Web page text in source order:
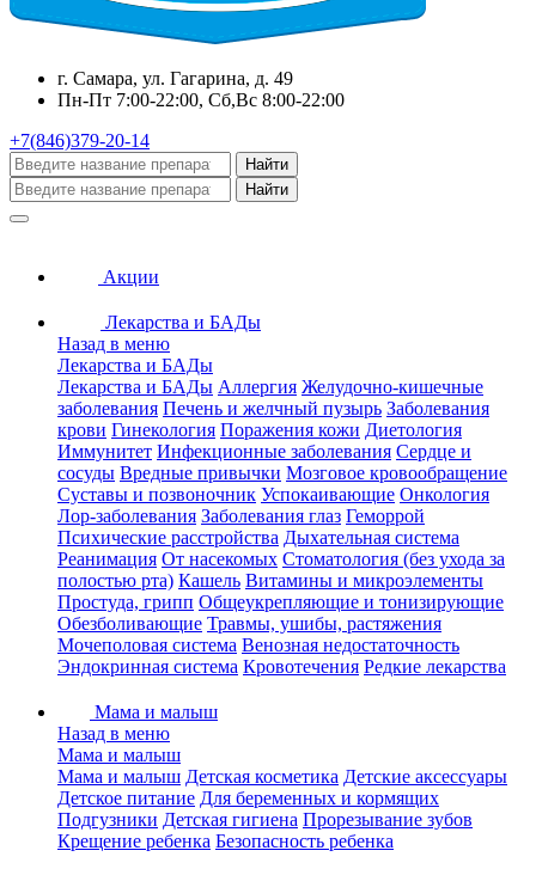
г. Самара, ул. Гагарина, д. 49
Пн-Пт 7:00-22:00, Сб,Вс 8:00-22:00
+7(846)379-20-14
Найти
Найти
Акции
Лекарства и БАДы
Назад в меню
Лекарства и БАДы
Лекарства и БАДы Аллергия Желудочно-кишечные
заболевания Печень и желчный пузырь Заболевания
крови Гинекология Поражения кожи Диетология
Иммунитет Инфекционные заболевания Сердце и
сосуды Вредные привычки Мозговое кровообращение
Суставы и позвоночник Успокаивающие Онкология
Лор-заболевания Заболевания глаз Геморрой
Психические расстройства Дыхательная система
Реанимация От насекомых Стоматология (без ухода за
полостью рта) Кашель Витамины и микроэлементы
Простуда, грипп Общеукрепляющие и тонизирующие
Обезболивающие Травмы, ушибы, растяжения
Мочеполовая система Венозная недостаточность
Эндокринная система Кровотечения Редкие лекарства
Мама и малыш
Назад в меню
Мама и малыш
Мама и малыш Детская косметика Детские аксессуары
Детское питание Для беременных и кормящих
Подгузники Детская гигиена Прорезывание зубов
Крещение ребенка Безопасность ребенка